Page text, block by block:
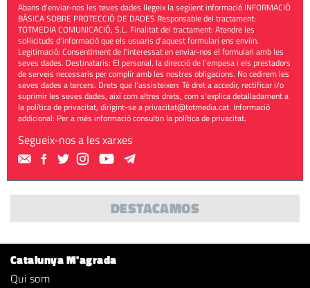
Abans d'enviar-nos les teves dades llegeix la següent informació INFORMACIÓ
BÀSICA SOBRE PROTECCIÓ DE DADES Responsable del tractament:
TOTMEDIA COMUNICACIÓ, S.L. Finalitat del tractament: Atendre les
sol·licituds d'informació que els usuaris d'aquest formulari ens enviïn.
Legitimació: Consentiment de l'interessat en enviar-nos el formulari amb les
seves dades. Destinataris: El personal, la direcció de l'empesa i els prestadors
de serveis necessaris per complir amb les nostres obligacions. No cedirem les
seves dades a tercers. Drets que l'assisteixen: Té dret a accedir, rectificar i/o
suprimir les seves dades, així com altres drets, com s'explica detalladament a
la política de privacitat, dirigint-se aprivacitat@totmedia.cat. Informació
addicional: Per a més informació consultin lapolítica de privacitat.
Segueix-nos a les xarxes
DESTACAMOS
Catalunya M'agrada
Qui som